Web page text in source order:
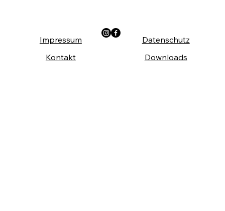
Impressum
Datenschutz
Kontakt
Downloads